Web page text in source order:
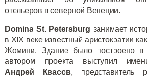
отельеров в северной Венеции.
Domina St. Petersburg занимает
в XIX веке известный аристократии
Жомини. Здание было построено в
автором проекта выступил
Андрей Квасов, представитель